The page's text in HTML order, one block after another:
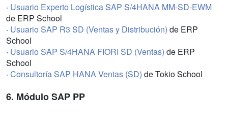
· Usuario Experto Logística SAP S/4HANA MM-SD-EWM
de ERP School
· Usuario SAP R3 SD (Ventas y Distribución) de ERP
School
· Usuario SAP S/4HANA FIORI SD (Ventas) de ERP
School
· Consultoría SAP HANA Ventas (SD) de Tokio School
6. Módulo SAP PP